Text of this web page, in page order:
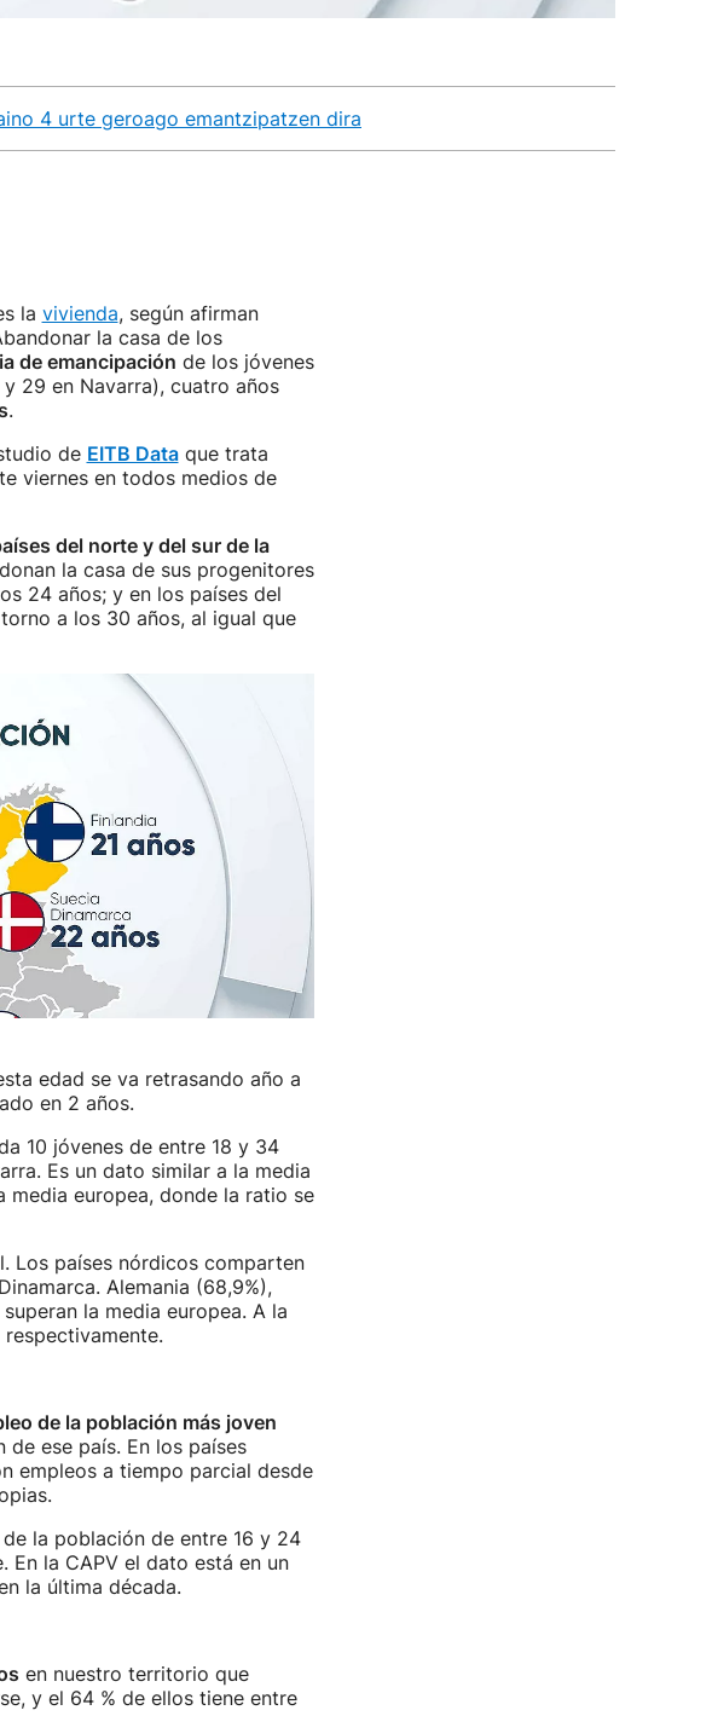
4 urte geroago emantzipatzen dira
la vivienda, según afirman
la casa de los
de emancipación de los jóvenes
29 en Navarra), cuatro años
.
de EITB Dataque trata
viernes en todos medios de
del norte y del sur de la
la casa de sus progenitores
24 años; y en los países del
a los 30 años, al igual que
edad se va retrasando año a
en 2 años.
10 jóvenes de entre 18 y 34
Es un dato similar a la media
media europea, donde la ratio se
Los países nórdicos comparten
Alemania (68,9%),
la media europea. A la
de la población más joven
ese país. En los países
empleos a tiempo parcial desde
la población de entre 16 y 24
En la CAPV el dato está en un
la última década.
en nuestro territorio que
y el 64 % de ellos tiene entre